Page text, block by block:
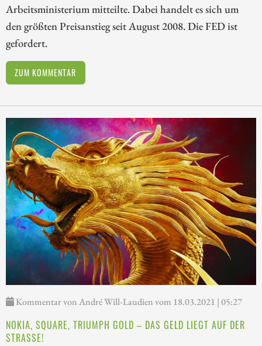
Arbeitsministerium mitteilte. Dabei handelt es sich um
den größten Preisanstieg seit August 2008. Die FED ist
gefordert.
ZUM KOMMENTAR
Kommentar von André Will-Laudien vom 18.03.2021 | 05:27
NOKIA, SQUARE, TRIUMPH GOLD – DAS GELD LIEGT AUF DER
STRASSE!